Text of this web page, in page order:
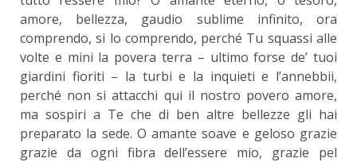
amore, bellezza, gaudio sublime infinito, ora
comprendo, si lo comprendo, perché Tu squassi alle
volte e mini la povera terra – ultimo forse de’ tuoi
giardini fioriti – la turbi e la inquieti e l’annebbii,
perché non si attacchi qui il nostro povero amore,
ma sospiri a Te che di ben altre bellezze gli hai
preparato la sede. O amante soave e geloso grazie
grazie da ogni fibra dell’essere mio, grazie pel